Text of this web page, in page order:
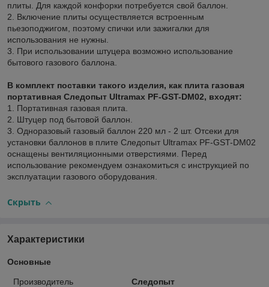
плиты. Для каждой конфорки потребуется свой баллон.
2. Включение плиты осуществляется встроенным
пьезоподжигом, поэтому спички или зажигалки для
использования не нужны.
3. При использовании штуцера возможно использование
бытового газового баллона.
В комплект поставки такого изделия, как плита газовая
портативная Следопыт Ultramax PF-GST-DM02, входят:
1. Портативная газовая плита.
2. Штуцер под бытовой баллон.
3. Одноразовый газовый баллон 220 мл - 2 шт. Отсеки для
установки баллонов в плите Следопыт Ultramax PF-GST-DM02
оснащены вентиляционными отверстиями. Перед
использование рекомендуем ознакомиться с инструкцией по
эксплуатации газового оборудования.
Скрыть
Характеристики
Основные
Производитель
Следопыт